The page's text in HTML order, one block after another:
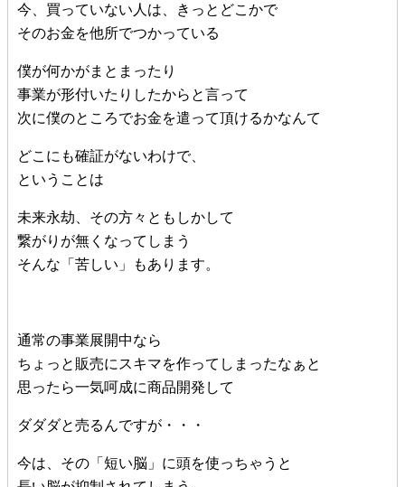
今、買っていない人は、きっとどこかで
そのお金を他所でつかっている
僕が何かがまとまったり
事業が形付いたりしたからと言って
次に僕のところでお金を遣って頂けるかなんて
どこにも確証がないわけで、
ということは
未来永劫、その方々ともしかして
繋がりが無くなってしまう
そんな「苦しい」もあります。
通常の事業展開中なら
ちょっと販売にスキマを作ってしまったなぁと
思ったら一気呵成に商品開発して
ダダダと売るんですが・・・
今は、その「短い脳」に頭を使っちゃうと